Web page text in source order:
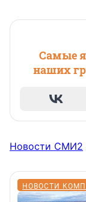
Самые
наших
Новости СМИ2
НОВОСТИ